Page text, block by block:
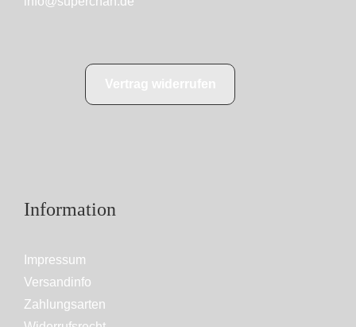
Information
Impressum
Versandinfo
Zahlungsarten